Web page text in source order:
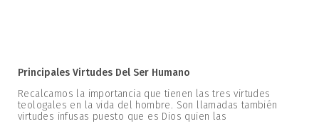
Principales Virtudes Del Ser Humano
Recalcamos la importancia que tienen las tres virtudes
teologales en la vida del hombre. Son llamadas también
virtudes infusas puesto que es Dios quien las